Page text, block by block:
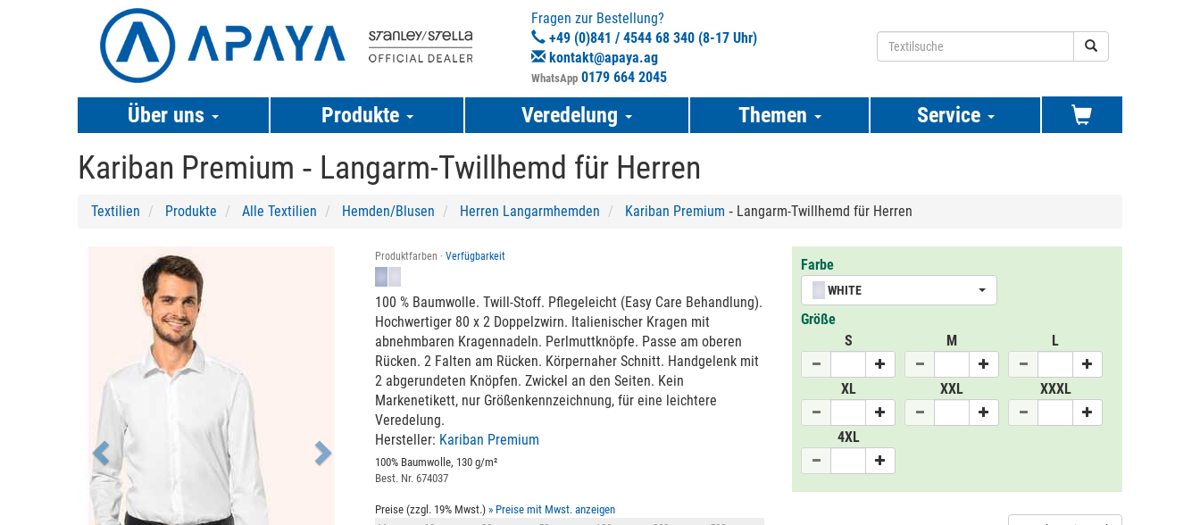
Fragen zur Bestellung?
+49 (0)841 / 4544 68 340 (8-17 Uhr)
kontakt@apaya.ag
WhatsApp 0179 664 2045
Über uns Produkte Veredelung Themen Service
Kariban Premium ‐ Langarm-Twillhemd für Herren
Textilien Produkte Alle Textilien Hemden/Blusen Herren Langarmhemden Kariban Premium ‐ Langarm-Twillhemd für Herren
Previous Produktfarben ·Verfügbarkeit
100 % Baumwolle. Twill-Stoff. Pflegeleicht (Easy Care Behandlung).
Hochwertiger 80 x 2 Doppelzwirn. Italienischer Kragen mit
abnehmbaren Kragennadeln. Perlmuttknöpfe. Passe am oberen
Rücken. 2 Falten am Rücken. Körpernaher Schnitt. Handgelenk mit
2 abgerundeten Knöpfen. Zwickel an den Seiten. Kein
Markenetikett, nur Größenkennzeichnung, für eine leichtere
Veredelung.
Hersteller: Kariban Premium
100% Baumwolle, 130 g/m²
Best. Nr. 674037
Preise (zzgl. 19% Mwst.)» Preise mit Mwst. anzeigen
Farbe
WHITE
Größe
S
M L
XL XXL XXXL
4XL